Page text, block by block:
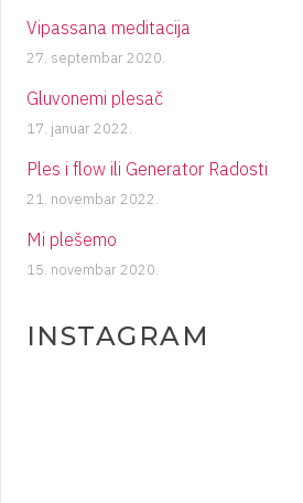
Vipassana meditacija
27. septembar 2020.
Gluvonemi plesač
17. januar 2022.
Ples i flow ili Generator Radosti
21. novembar 2022.
Mi plešemo
15. novembar 2020.
INSTAGRAM